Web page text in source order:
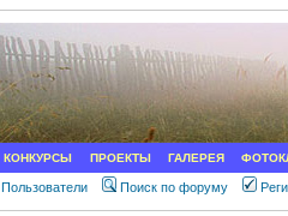
КОНКУРСЫ ПРОЕКТЫ ГАЛЕРЕЯ
Пользователи Поиск по форуму